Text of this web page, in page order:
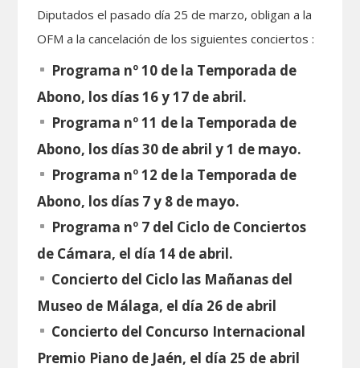
Diputados el pasado día 25 de marzo, obligan a la
OFM a la cancelación de los siguientes conciertos :
Programa nº 10 de la Temporada de
Abono, los días 16 y 17 de abril.
Programa nº 11 de la Temporada de
Abono, los días 30 de abril y 1 de mayo.
Programa nº 12 de la Temporada de
Abono, los días 7 y 8 de mayo.
Programa nº 7 del Ciclo de Conciertos
de Cámara, el día 14 de abril.
Concierto del Ciclo las Mañanas del
Museo de Málaga, el día 26 de abril
Concierto del Concurso Internacional
Premio Piano de Jaén, el día 25 de abril